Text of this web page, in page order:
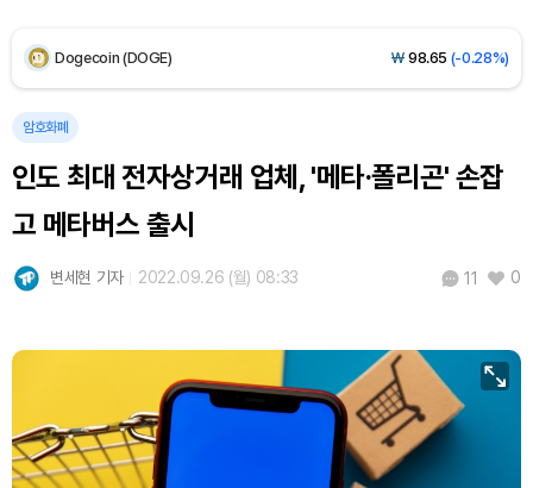
Dogecoin (DOGE) ₩ 98.65 (-0.28%)
Bitcoin (BTC)
암호화폐
인도 최대 전자상거래 업체, '메타·폴리곤' 손잡
고 메타버스 출시
변세현 기자 2022.09.26 (월) 08:33 11 0